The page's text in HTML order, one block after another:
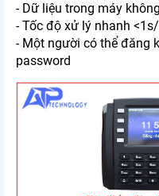
- Dữ liệu trong máy
- Tốc độ xử lý nhanh
- Một người có thể đăng
password